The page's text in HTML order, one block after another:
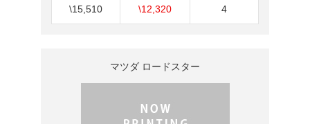
\15,510 \12,320 4
マツダ ロードスター